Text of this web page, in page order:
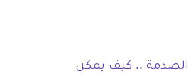
.. كيف يمكن